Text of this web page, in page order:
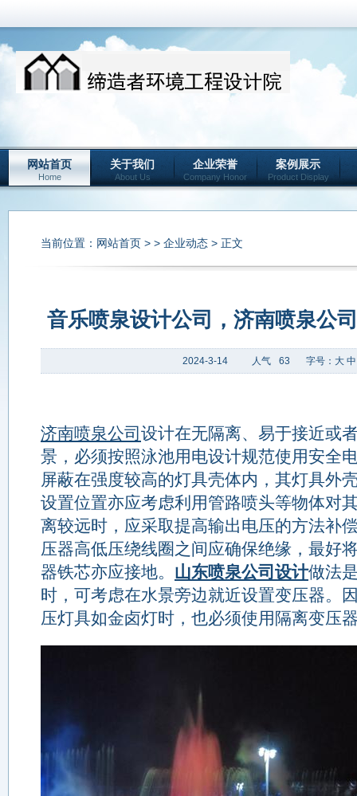
网站首页
Home
关于我们
About Us
企业荣誉
Company Honor
案例展示
Product Display
当前位置： 网站首页 > > 企业动态 > 正文
音乐喷泉设计公司，济南喷泉公
2024-3-14 人气 63 字号： 大 中
济南喷泉公司 设计在无隔离、易于接近或
景，必须按照泳池用电设计规范使用安全
屏蔽在强度较高的灯具壳体内，其灯具外
设置位置亦应考虑利用管路喷头等物体对
离较远时，应采取提高输出电压的方法补
压器高低压绕线圈之间应确保绝缘，最好
器铁芯亦应接地。 山东喷泉公司设计做法
时，可考虑在水景旁边就近设置变压器。
压灯具如金卤灯时，也必须使用隔离变压